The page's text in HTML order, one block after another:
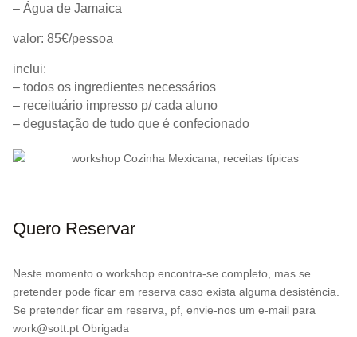
– Água de Jamaica
valor: 85€/pessoa
inclui:
– todos os ingredientes necessários
– receituário impresso p/ cada aluno
– degustação de tudo que é confecionado
Quero Reservar
Neste momento o workshop encontra-se completo, mas se
pretender pode ficar em reserva caso exista alguma desistência.
Se pretender ficar em reserva, pf, envie-nos um e-mail para
work@sott.pt Obrigada